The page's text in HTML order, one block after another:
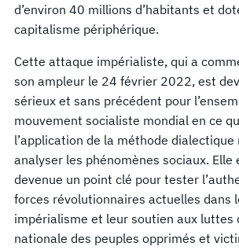
d’environ 40 millions d’habitants et
capitalisme périphérique.
Cette attaque impérialiste, qui a
son ampleur le 24 février 2022, est
sérieux et sans précédent pour
mouvement socialiste mondial en ce
l’application de la méthode
analyser les phénomènes sociaux. Elle
devenue un point clé pour tester
forces révolutionnaires actuelles dans
impérialisme et leur soutien aux luttes
nationale des peuples opprimés et